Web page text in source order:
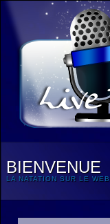
BIENVENUE
LA NATATION SUR LE WEB